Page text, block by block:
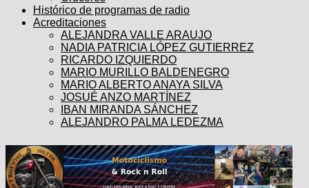
Histórico de programas de radio
Acreditaciones
ALEJANDRA VALLE ARAUJO
NADIA PATRICIA LÓPEZ GUTIERREZ
RICARDO IZQUIERDO
MARIO MURILLO BALDENEGRO
MARIO ALBERTO ANAYA SILVA
JOSUÉ ANZO MARTÍNEZ
IBAN MIRANDA SÁNCHEZ
ALEJANDRO PALMA LEDEZMA